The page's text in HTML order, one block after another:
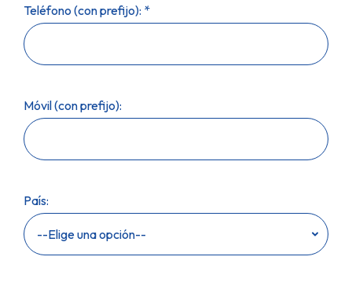
Teléfono (con prefijo): *
Móvil (con prefijo):
País: